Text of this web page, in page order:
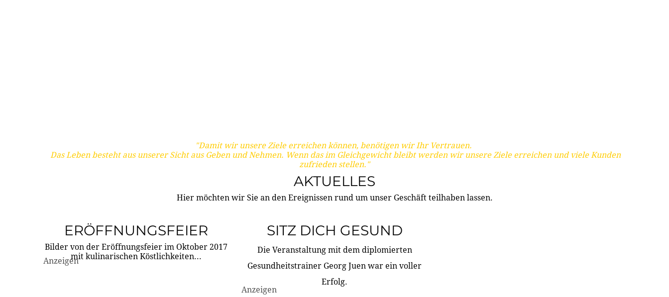
"Damit wir unsere Ziele erreichen können, benötigen wir Ihr Vertrauen.
Das Leben besteht aus unserer Sicht aus Geben und Nehmen. Wenn das im Gleichgewicht bleibt werden wir unsere Ziele erreichen und viele Kunden
zufrieden stellen."
AKTUELLES
Hier möchten wir Sie an den Ereignissen rund um unser Geschäft teilhaben lassen.
ERÖFFNUNGSFEIER
Bilder von der Eröffnungsfeier im Oktober 2017
mit kulinarischen Köstlichkeiten...
Anzeigen
SITZ DICH GESUND
Die Veranstaltung mit dem diplomierten
Gesundheitstrainer Georg Juen war ein voller
Erfolg.
Anzeigen